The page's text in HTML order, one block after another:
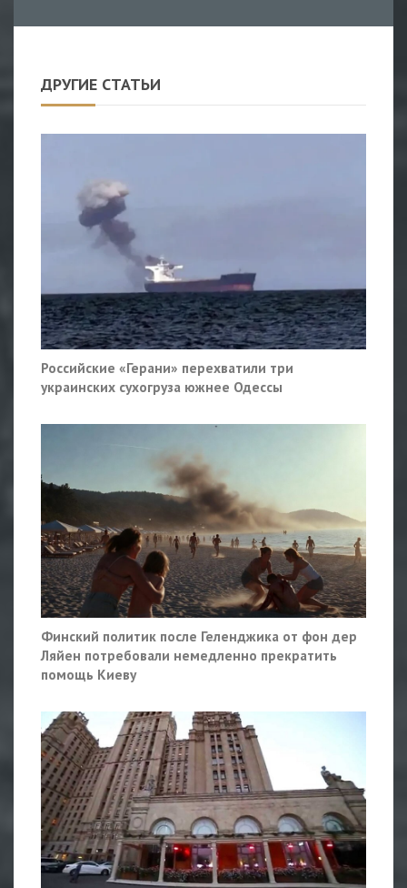
ДРУГИЕ СТАТЬИ
Российские «Герани» перехватили три
украинских сухогруза южнее Одессы
Финский политик после Геленджика от фон дер
Ляйен потребовали немедленно прекратить
помощь Киеву